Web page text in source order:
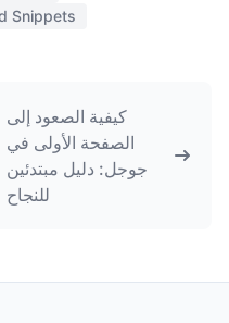
Snippets
كيفية الصعود إلى
الصفحة الأولى في
جوجل: دليل مبتدئين
للنجاح